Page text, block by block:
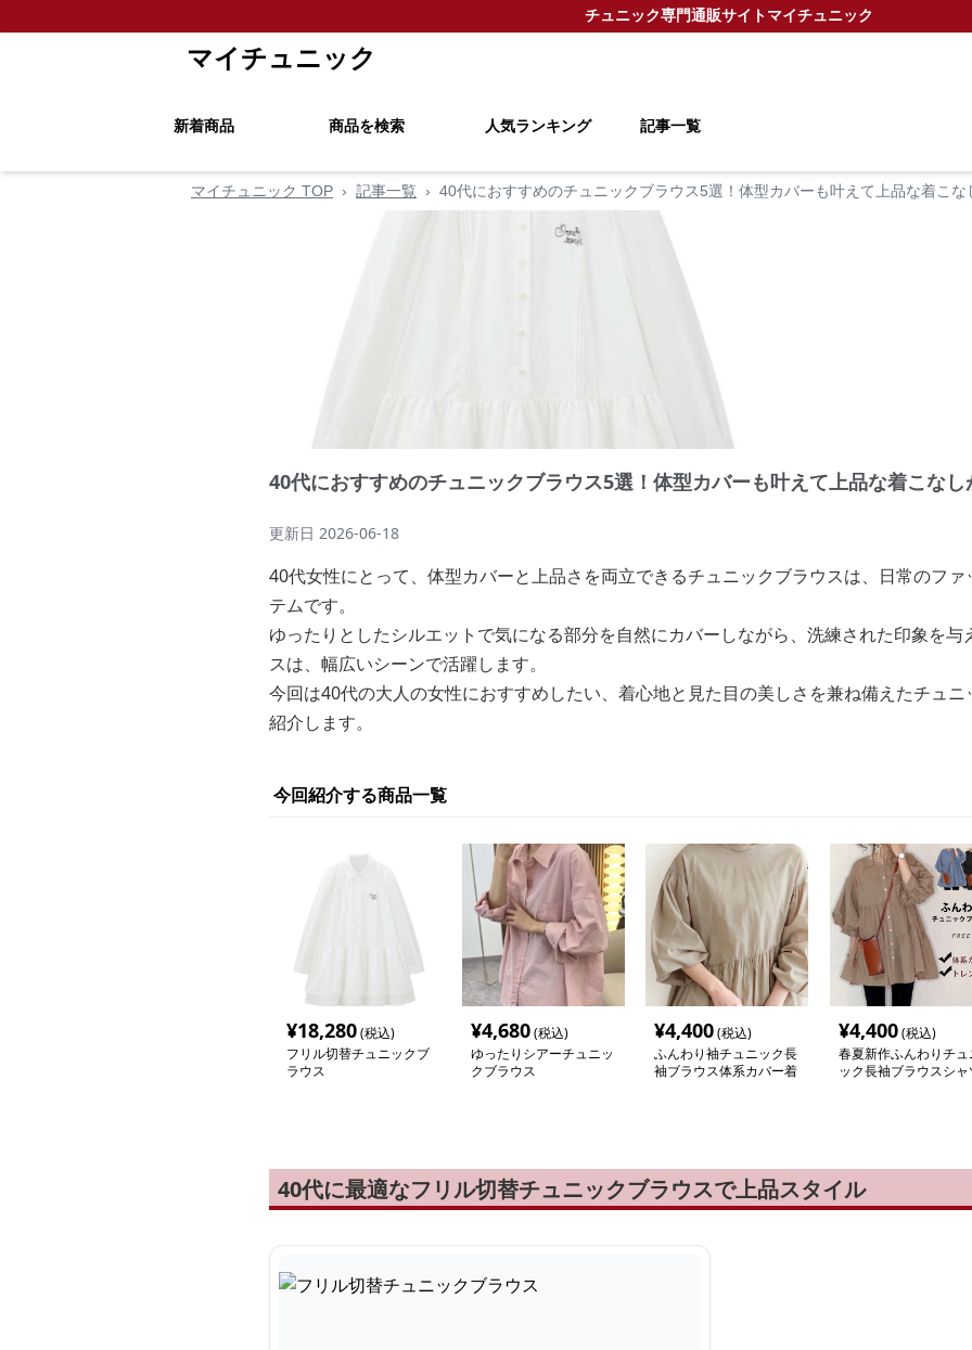
チュニック専門通販サイトマイチュニック
マイチュニック
新着商品 商品を検索 人気ランキング 記事一覧
マイチュニック TOP › 記事一覧 › 40代におすすめのチュニックブラウス5選！体型カバーも叶えて上品な着こな
40代におすすめのチュニックブラウス5選！体型カバーも叶えて上品な着こなし
更新日 2026-06-18
40代女性にとって、体型カバーと上品さを両立できるチュニックブラウスは、日常のファ
テムです。
ゆったりとしたシルエットで気になる部分を自然にカバーしながら、洗練された印象を与
スは、幅広いシーンで活躍します。
今回は40代の大人の女性におすすめしたい、着心地と見た目の美しさを兼ね備えたチュ
紹介します。
今回紹介する商品一覧
¥18,280(税込)
フリル切替チュニックブ
ラウス
¥4,680(税込)
ゆったりシアーチュニッ
クブラウス
¥4,400(税込)
ふんわり袖チュニック長
袖ブラウス体系カバー着
¥4,400(税込)
春夏新作ふんわりチュ
ック長袖ブラウスシャ
40代に最適なフリル切替チュニックブラウスで上品スタイル